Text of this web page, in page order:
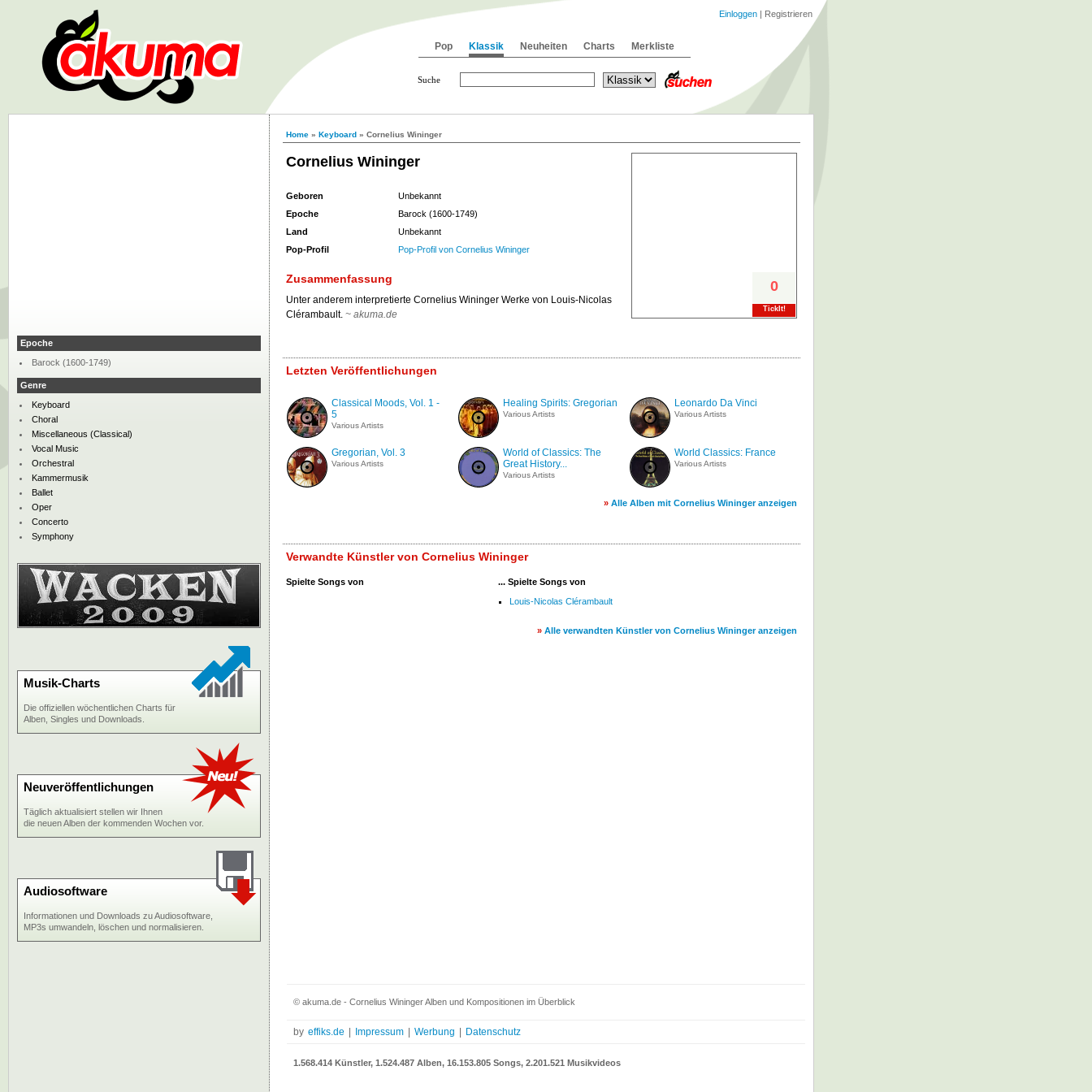
Home » Keyboard » Cornelius Wininger
Cornelius Wininger
0
TickIt!
Geboren
Unbekannt
Epoche
Barock (1600-1749)
Land
Unbekannt
Pop-Profil
Pop-Profil von Cornelius Wininger
Zusammenfassung
Unter anderem interpretierte Cornelius Wininger Werke von Louis-Nicolas
Clérambault. ~ akuma.de
Letzten Veröffentlichungen
Classical Moods, Vol. 1 -
5
Various Artists
Healing Spirits: Gregorian
Various Artists
Leonardo Da Vinci
Various Artists
Gregorian, Vol. 3
Various Artists
World of Classics: The
Great History...
Various Artists
World Classics: France
Various Artists
» Alle Alben mit Cornelius Wininger anzeigen
Verwandte Künstler von Cornelius Wininger
Spielte Songs von
... Spielte Songs von
Louis-Nicolas Clérambault
» Alle verwandten Künstler von Cornelius Wininger anzeigen
Epoche
Barock (1600-1749)
Genre
Keyboard
Choral
Miscellaneous (Classical)
Vocal Music
Orchestral
Kammermusik
Ballet
Oper
Concerto
Symphony
Musik-Charts
Die offiziellen wöchentlichen Charts für
Alben, Singles und Downloads.
Neuveröffentlichungen
Täglich aktualisiert stellen wir Ihnen
die neuen Alben der kommenden Wochen vor.
Audiosoftware
Informationen und Downloads zu Audiosoftware,
MP3s umwandeln, löschen und normalisieren.
© akuma.de - Cornelius Wininger Alben und Kompositionen im Überblick
by effiks.de Impressum Werbung Datenschutz
1.568.414 Künstler, 1.524.487 Alben, 16.153.805 Songs, 2.201.521 Musikvideos
Pop Klassik Neuheiten Charts Merkliste
Einloggen | Registrieren
Suche